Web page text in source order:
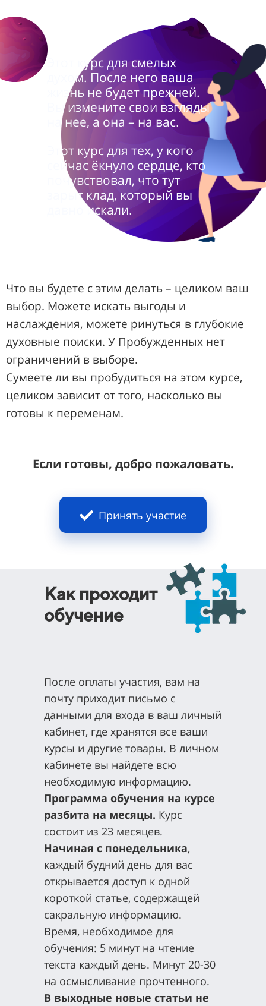
Этот курс для тех, у кого
сейчас ёкнуло сердце, кто
почувствовал, что тут
зарыт клад, который вы
давно искали.
Этот курс для смелых
духом. После него ваша
жизнь не будет прежней.
Вы измените свои взгляды
на нее, а она – на вас.
Что вы будете с этим делать – целиком ваш
выбор. Можете искать выгоды и
наслаждения, можете ринуться в глубокие
духовные поиски. У Пробужденных нет
ограничений в выборе.
Сумеете ли вы пробудиться на этом курсе,
целиком зависит от того, насколько вы
готовы к переменам.
Если готовы, добро пожаловать.
Принять участие
Как проходит
обучение
После оплаты участия, вам на
почту приходит письмо с
данными для входа в ваш личный
кабинет, где хранятся все ваши
курсы и другие товары. В личном
кабинете вы найдете всю
необходимую информацию.
Программа обучения на курсе
разбита на месяцы. Курс
состоит из 23 месяцев.
Начиная с понедельника,
каждый будний день для вас
открывается доступ к одной
короткой статье, содержащей
сакральную информацию.
Время, необходимое для
обучения: 5 минут на чтение
текста каждый день. Минут 20-30
на осмысливание прочтенного.
В выходные новые статьи не